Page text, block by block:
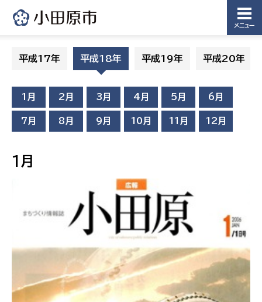
メニュー
平成17年 平成18年 平成19年 平成20年
1月 2月 3月 4月 5月 6月
7月 8月 9月 10月 11月 12月
1月